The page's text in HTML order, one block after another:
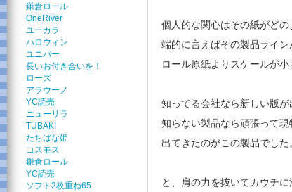
鎌倉ロール
OneRiver
ユーカラ
ハロウィン
ユニパー
長いお付き合いを！
ローズ
アラウーノ
YC読売
ニューリラ
TUBAKI
たちばな姫
コスモス
鎌倉ロール
YC読売
ソフト2枚重ね65
個人的な関心はその紙がどの
端的に言えばその製品ライン
ロール原紙よりスケールが
知ってる会社なら新しい版
知らない製品なら頑張って
出てきたのがこの製品でし
と、肩の力を抜いてカウチ